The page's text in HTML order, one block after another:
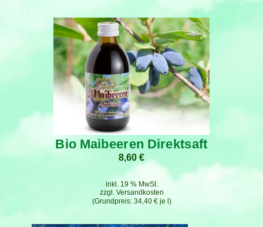
Bio Maibeeren Direktsaft
8,60 €
34,40 €je
inkl. 19 % MwSt.
zzgl. Versandkosten